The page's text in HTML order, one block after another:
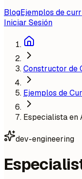
BlogEjemplos de
Iniciar Sesión
Constructor de
Ejemplos de
Especialista en
dev-engineering